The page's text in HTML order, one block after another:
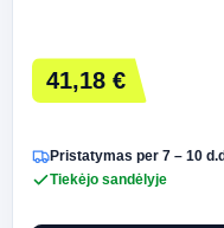
41,18 €
Pristatymas per 7 – 10
Tiekėjo sandėlyje